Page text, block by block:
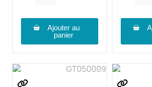
Ajouter au
panier